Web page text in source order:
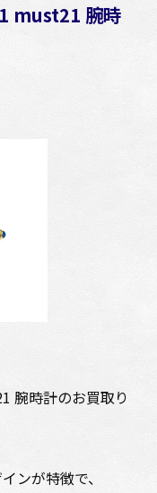
must21 腕時
腕時計のお買取り
ンが特徴で、